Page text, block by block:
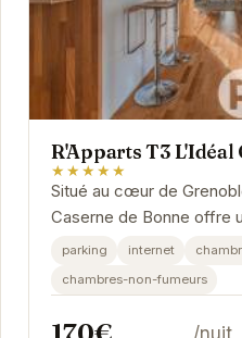
R'Apparts T3 L'Idéal
★★★★★
Situé au cœur de
Caserne de Bonne offre
confortable et bien équipé.
parking internet
chambres-non-fumeurs
/nuit